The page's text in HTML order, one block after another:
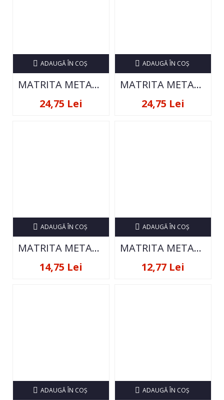
MATRITA METALICA PENTRU STAMPILA
24,75 Lei
ADAUGĂ ÎN COŞ
MATRITA METALICA PENTRU STAMPILA
24,75 Lei
ADAUGĂ ÎN COŞ
MATRITA METALICA PENTRU STAMPILA
14,75 Lei
ADAUGĂ ÎN COŞ
MATRITA METALICA PENTRU STAMPILA
12,77 Lei
ADAUGĂ ÎN COŞ
ADAUGĂ ÎN COŞ ADAUGĂ ÎN COŞ